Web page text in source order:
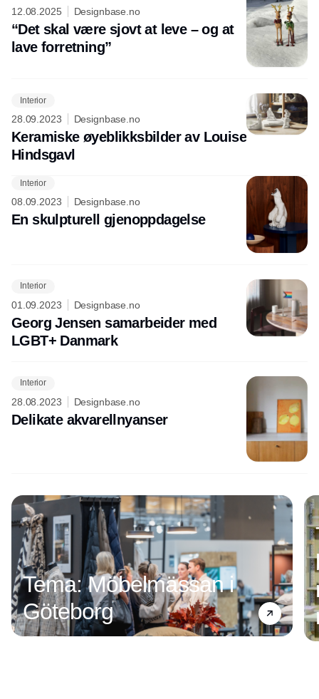
12.08.2025 Designbase.no
“Det skal være sjovt at leve – og at
lave forretning”
Interior
28.09.2023 Designbase.no
Keramiske øyeblikksbilder av Louise
Hindsgavl
Interior
08.09.2023 Designbase.no
En skulpturell gjenoppdagelse
Interior
01.09.2023 Designbase.no
Georg Jensen samarbeider med
LGBT+ Danmark
Interior
28.08.2023 Designbase.no
Delikate akvarellnyanser
Tema: Möbelmässan i
Göteborg